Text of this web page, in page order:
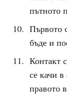
пътното
Първото
бъде и
Контакт
се качи
правото